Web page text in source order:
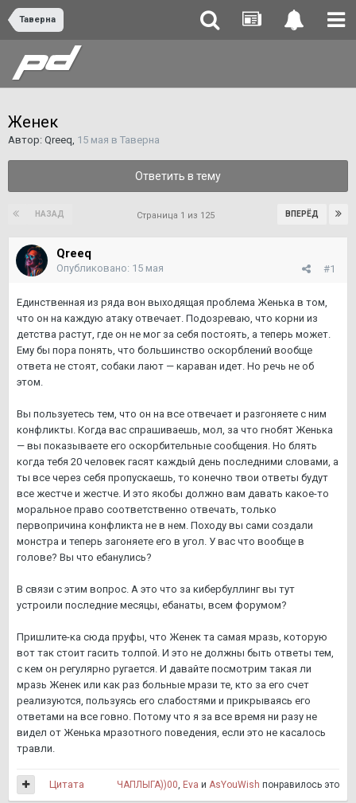
Таверна
Женек
Автор: Qreeq, 15 мая в Таверна
Ответить в тему
НАЗАД ВПЕРЁД
Страница 1 из 125
Qreeq
#1
Опубликовано: 15 мая
Единственная из ряда вон выходящая проблема Женька в том,
что он на каждую атаку отвечает. Подозреваю, что корни из
детства растут, где он не мог за себя постоять, а теперь может.
Ему бы пора понять, что большинство оскорблений вообще
ответа не стоят, собаки лают — караван идет. Но речь не об
этом.
Вы пользуетесь тем, что он на все отвечает и разгоняете с ним
конфликты. Когда вас спрашиваешь, мол, за что гнобят Женька
— вы показываете его оскорбительные сообщения. Но блять
когда тебя 20 человек гасят каждый день последними словами, а
ты все через себя пропускаешь, то конечно твои ответы будут
все жестче и жестче. И это якобы должно вам давать какое-то
моральное право соответственно отвечать, только
первопричина конфликта не в нем. Походу вы сами создали
монстра и теперь загоняете его в угол. У вас что вообще в
голове? Вы что ебанулись?
В связи с этим вопрос. А это что за кибербуллинг вы тут
устроили последние месяцы, ебанаты, всем форумом?
Пришлите-ка сюда пруфы, что Женек та самая мразь, которую
вот так стоит гасить толпой. И это не должны быть ответы тем,
с кем он регулярно ругается. И давайте посмотрим такая ли
мразь Женек или как раз больные мрази те, кто за его счет
реализуются, пользуясь его слабостями и прикрываясь его
ответами на все говно. Потому что я за все время ни разу не
видел от Женька мразотного поведения, если это не касалось
травли.
ЧАПЛЫГА))00, Eva и AsYouWish понравилось это
Цитата